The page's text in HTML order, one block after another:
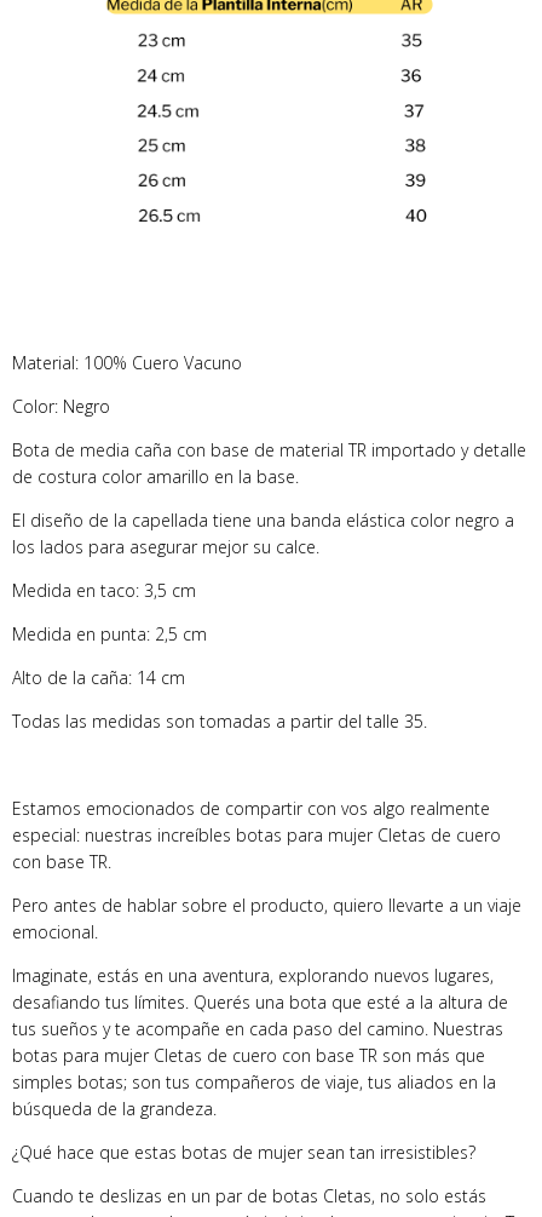
Material: 100% Cuero Vacuno
Color: Negro
Bota de media caña con base de material TR importado y detalle
de costura color amarillo en la base.
El diseño de la capellada tiene una banda elástica color negro a
los lados para asegurar mejor su calce.
Medida en taco: 3,5 cm
Medida en punta: 2,5 cm
Alto de la caña: 14 cm
Todas las medidas son tomadas a partir del talle 35.
Estamos emocionados de compartir con vos algo realmente
especial: nuestras increíbles botas para mujer Cletas de cuero
con base TR.
Pero antes de hablar sobre el producto, quiero llevarte a un viaje
emocional.
Imaginate, estás en una aventura, explorando nuevos lugares,
desafiando tus límites. Querés una bota que esté a la altura de
tus sueños y te acompañe en cada paso del camino. Nuestras
botas para mujer Cletas de cuero con base TR son más que
simples botas; son tus compañeros de viaje, tus aliados en la
búsqueda de la grandeza.
¿Qué hace que estas botas de mujer sean tan irresistibles?
Cuando te deslizas en un par de botas Cletas, no solo estás